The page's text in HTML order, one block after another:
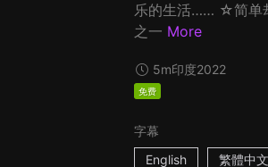
乐的生活…… ☆简单
之一 More
5m印度2022
免费
字幕
English
繁體中文